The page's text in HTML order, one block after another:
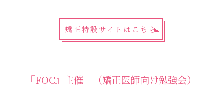
矯正特設サイトはこちら
『FOC』主催 （矯正医師向け勉強会）